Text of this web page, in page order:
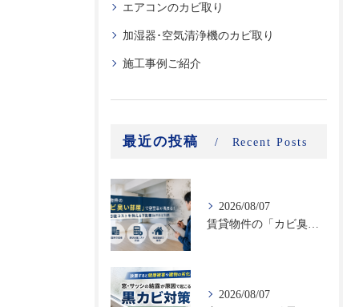
エアコンのカビ取り
加湿器･空気清浄機のカビ取り
施工事例ご紹介
最近の投稿 Recent Posts
2026/08/07
2026/08/07